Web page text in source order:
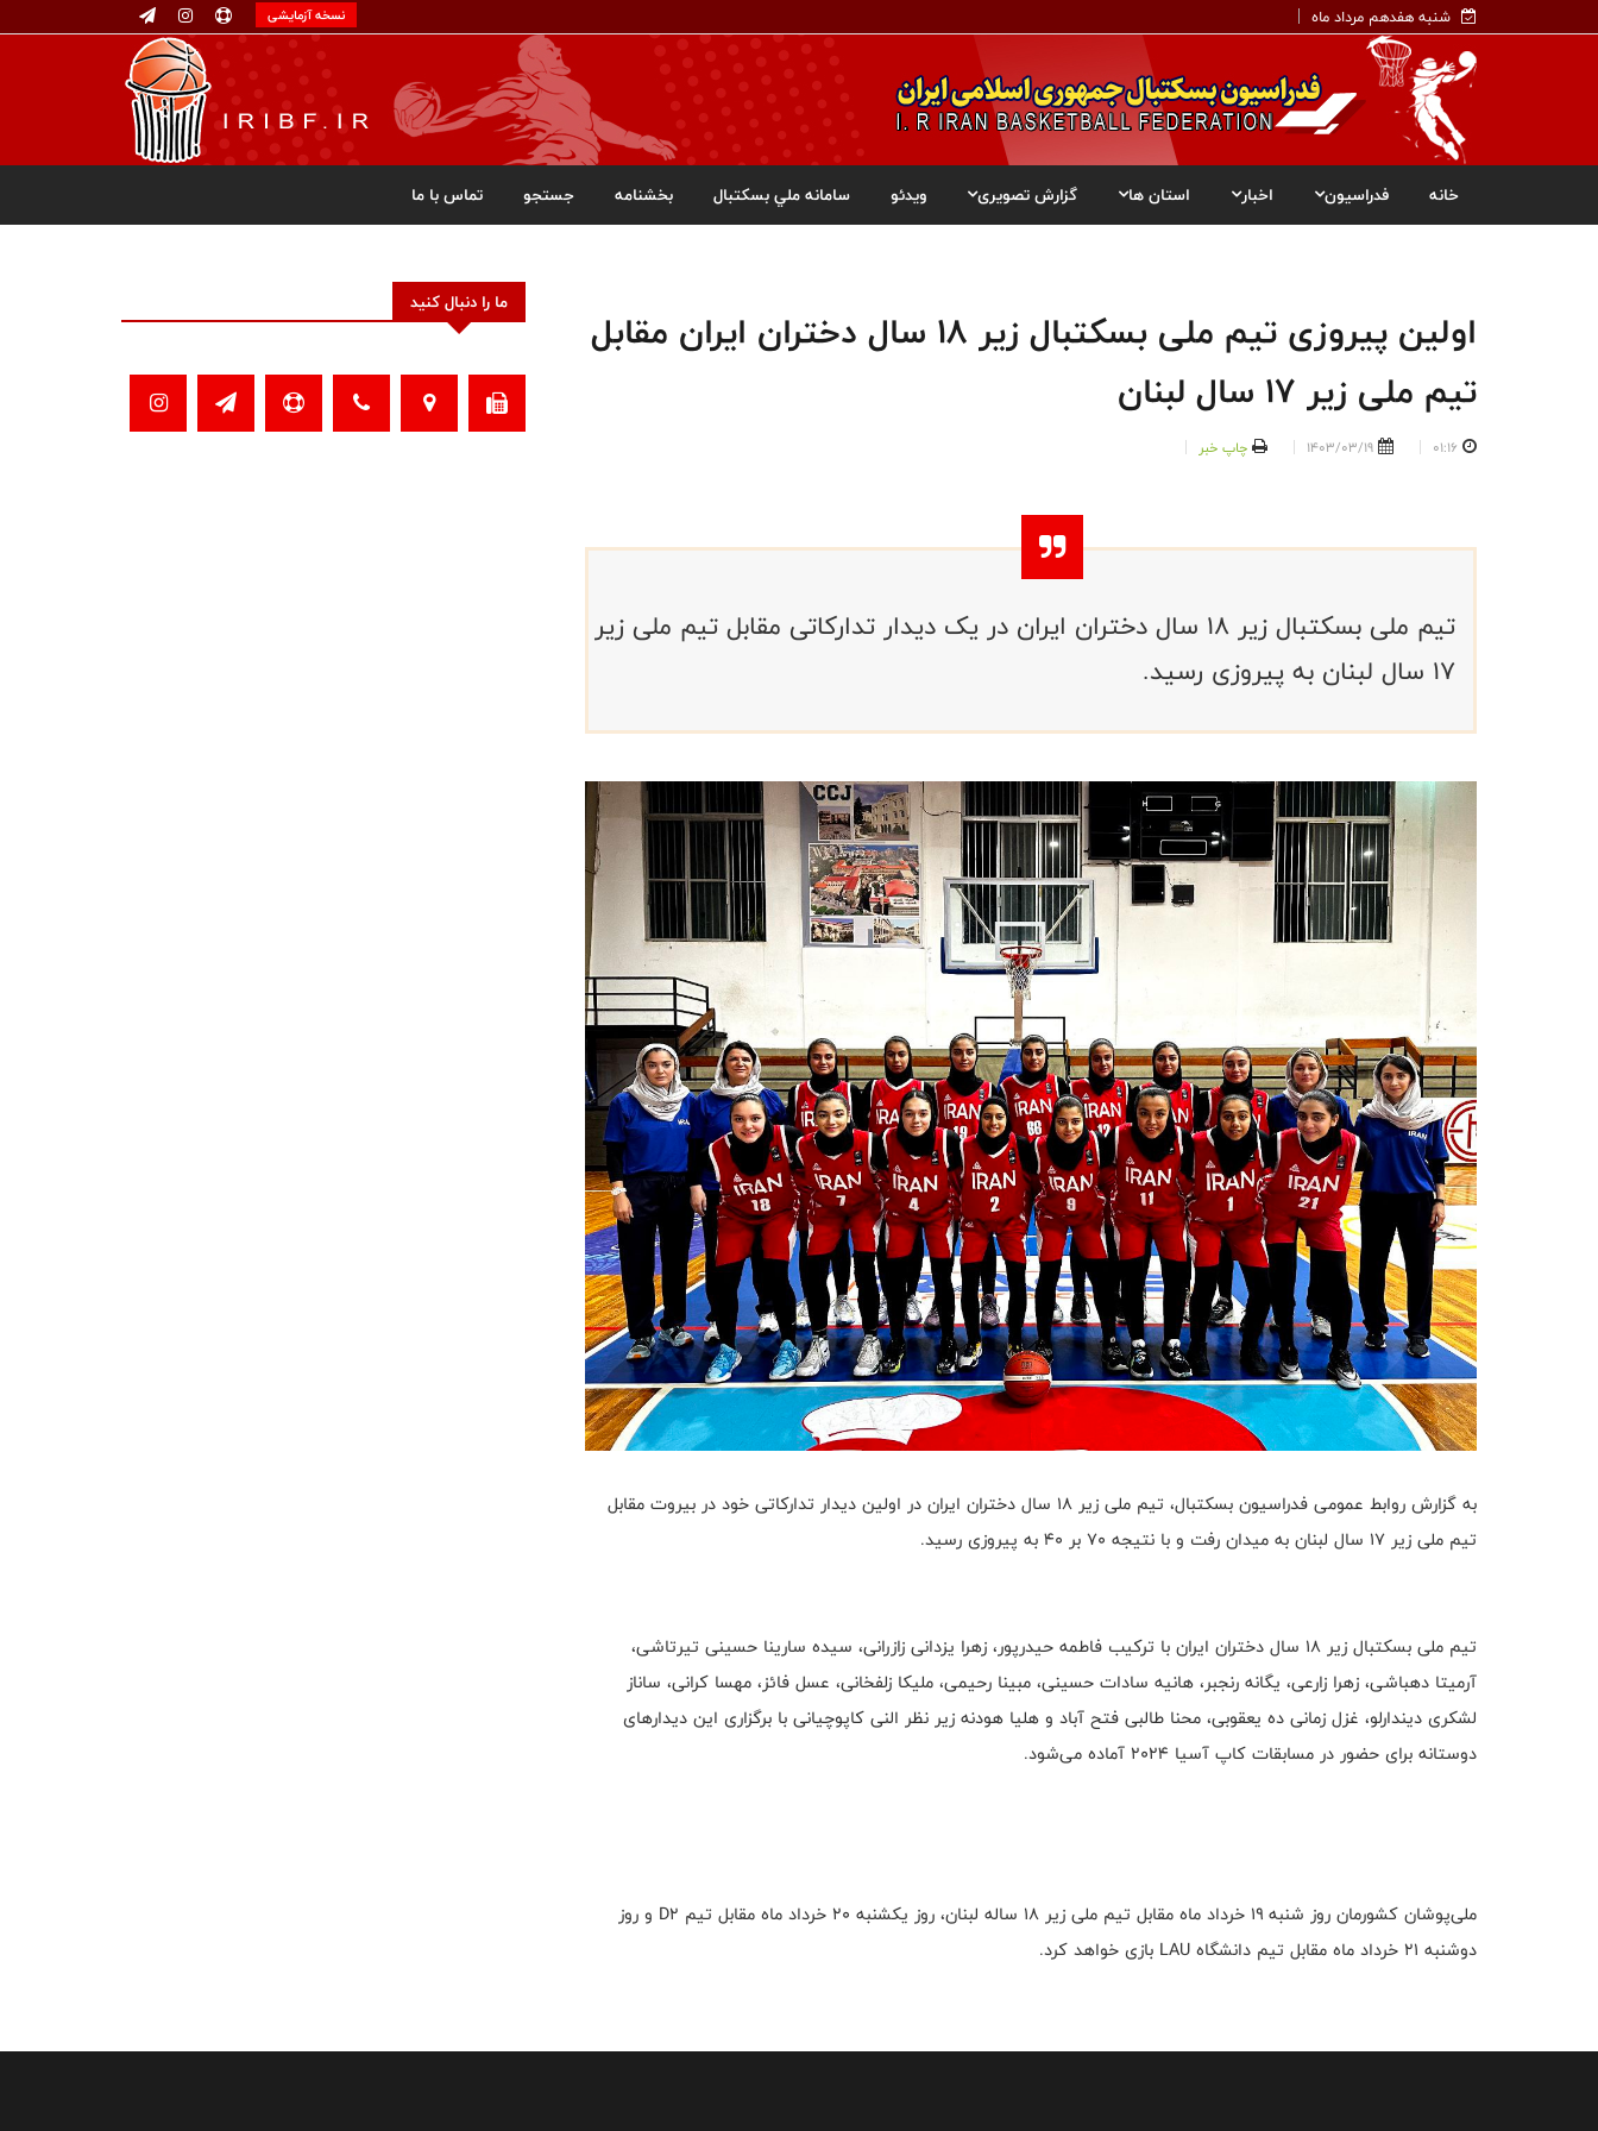
شنبه هفدهم مرداد ماه نسخه آزمایشی
خانه فدراسیون اخبار استان ها گزارش تصویری ویدئو سامانه ملي بسکتبال بخشنامه جستجو تماس با ما
اولین پیروزی تیم ملی بسکتبال زیر ۱۸ سال دختران ایران مقابل
تیم ملی زیر ۱۷ سال لبنان
01:16
1403/03/19 چاپ خبر
تیم ملی بسکتبال زیر ۱۸ سال دختران ایران در یک دیدار تدارکاتی مقابل تیم ملی زیر
۱۷ سال لبنان به پیروزی رسید.
به گزارش روابط عمومی فدراسیون بسکتبال، تیم ملی زیر ۱۸ سال دختران ایران در اولین دیدار تدارکاتی خود در بیروت مقابل
تیم ملی زیر ۱۷ سال لبنان به میدان رفت و با نتیجه ۷۰ بر ۴۰ به پیروزی رسید.
تیم ملی بسکتبال زیر ۱۸ سال دختران ایران با ترکیب فاطمه حیدرپور، زهرا یزدانی زازرانی، سیده سارینا حسینی تیرتاشی،
آرمیتا دهباشی، زهرا زارعی، یگانه رنجبر، هانیه سادات حسینی، مبینا رحیمی، ملیکا زلفخانی، عسل فائز، مهسا کرانی، ساناز
لشکری دیندارلو، غزل زمانی ده یعقوبی، محنا طالبی فتح آباد و هلیا هودنه زیر نظر النی کاپوچیانی با برگزاری این دیدارهای
دوستانه برای حضور در مسابقات کاپ آسیا ۲۰۲۴ آماده می‌شود.
ملی‌پوشان کشورمان روز شنبه ۱۹ خرداد ماه مقابل تیم ملی زیر ۱۸ ساله لبنان، روز یکشنبه ۲۰ خرداد ماه مقابل تیم D2 و روز
دوشنبه ۲۱ خرداد ماه مقابل تیم دانشگاه LAU بازی خواهد کرد.
ما را دنبال کنید